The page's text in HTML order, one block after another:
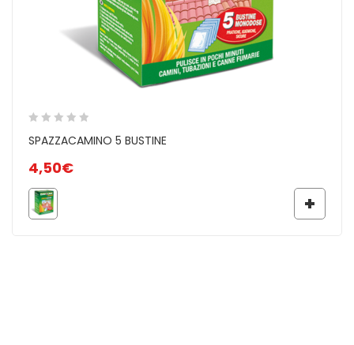
SPAZZACAMINO 5 BUSTINE
4,50€